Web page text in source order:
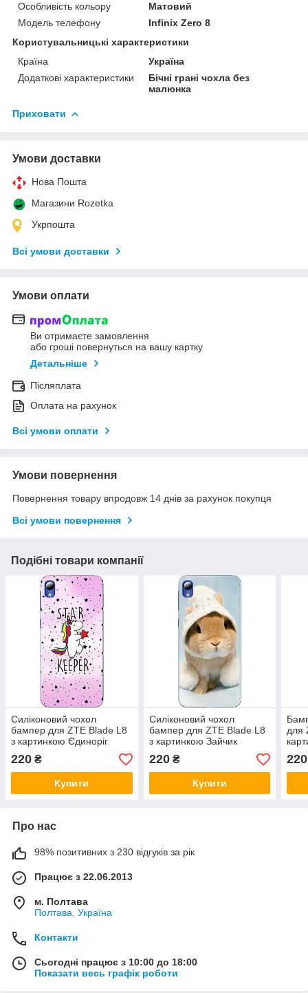
Особливість кольору
Матовий
Модель телефону
Infinix Zero 8
Користувальницькі характеристики
Країна
Україна
Додаткові характеристики
Бічні грані чохла без
малюнка
Приховати
Умови доставки
Нова Пошта
Магазини Rozetka
Укрпошта
Всі умови доставки
Умови оплати
Ви отримаєте замовлення
або гроші повернуться на вашу картку
Детальніше
Післяплата
Оплата на рахунок
Всі умови оплати
Умови повернення
Повернення товару впродовж 14 днів за рахунок покупця
Всі умови повернення
Подібні товари компанії
Силіконовий чохол
бампер для ZTE Blade L8
з картинкою Єдиноріг
220 ₴
Купити
Силіконовий чохол
бампер для ZTE Blade L8
з картинкою Зайчик
220₴
Купити
для
220
Про нас
98% позитивних з 230 відгуків за рік
Працює з 22.06.2013
м. Полтава
Полтава, Україна
Контакти
Сьогодні працює з 10:00 до 18:00
Показати весь графік роботи